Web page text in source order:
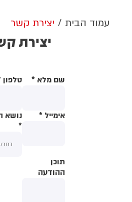
לממשל תינתן אפשרות לערער על
ההחלטה
עמוד הבית יצירת קשר
יצירת
שם מלא * טלפון
אימייל *
נושא
*
תוכן
ההודעה